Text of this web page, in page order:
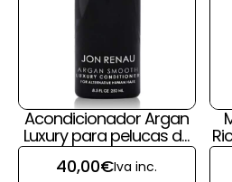
Acondicionador Argan
Luxury para pelucas de
pelo natural de Jon
Renau
40,00€Iva inc.